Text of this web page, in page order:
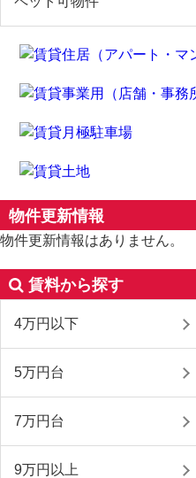
物件更新情報
物件更新情報はありません。
賃料から探す
4万円以下
5万円台
7万円台
9万円以上